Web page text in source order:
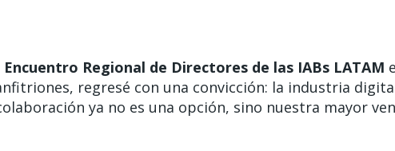
Encuentro Regional de Directores de las IABs LATAM
regresé con una convicción: la industria
ya no es una opción, sino nuestra mayor